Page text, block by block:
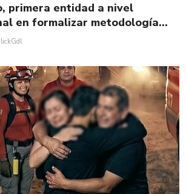
primera entidad a nivel
en formalizar metodología…